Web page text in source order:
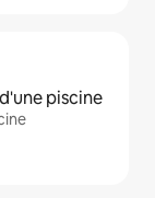
piscine